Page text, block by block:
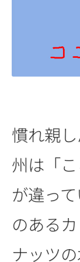
慣れ親
州は「
が違っ
のある
ナッツ